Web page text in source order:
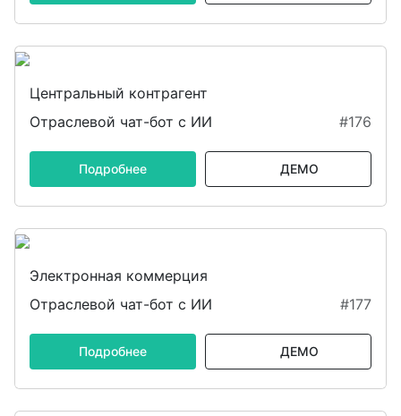
Центральный контрагент
Отраслевой чат-бот с ИИ
#176
Подробнее ДЕМО
Электронная коммерция
Отраслевой чат-бот с ИИ
#177
Подробнее ДЕМО